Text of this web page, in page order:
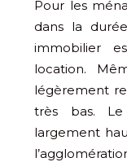
Pour les
dans la
immobilier
location.
légèrement
très bas.
largement